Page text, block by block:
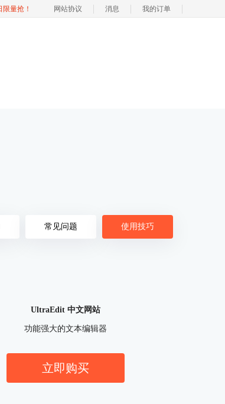
量抢！ 网站协议 消息 我的订单
常见问题 使用技巧
UltraEdit 中文网站
功能强大的文本编辑器
立即购买